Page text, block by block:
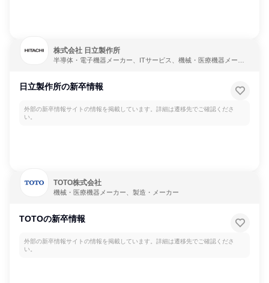
株式会社 日立製作所
半導体・電子機器メーカー、ITサービス、機械・医療機器メーカ
日立製作所の新卒情報
外部の新卒情報サイトの情報を掲載しています。詳細は遷移先でご確認くださ
い。
TOTO株式会社
機械・医療機器メーカー、製造・メーカー
TOTOの新卒情報
外部の新卒情報サイトの情報を掲載しています。詳細は遷移先でご確認くださ
い。